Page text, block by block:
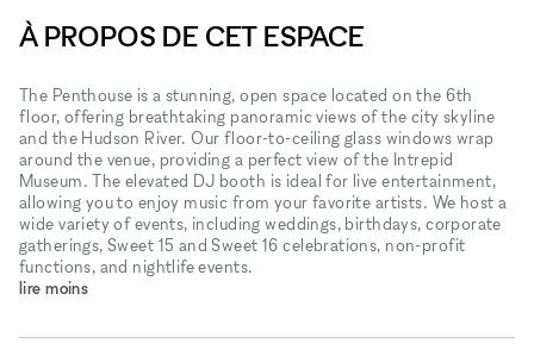
À PROPOS DE CET ESPACE
The Penthouse is a stunning, open space located on the 6th
floor, offering breathtaking panoramic views of the city skyline
and the Hudson River. Our floor-to-ceiling glass windows wrap
around the venue, providing a perfect view of the Intrepid
Museum. The elevated DJ booth is ideal for live entertainment,
allowing you to enjoy music from your favorite artists. We host a
wide variety of events, including weddings, birthdays, corporate
gatherings, Sweet 15 and Sweet 16 celebrations, non-profit
functions, and nightlife events.
lire moins